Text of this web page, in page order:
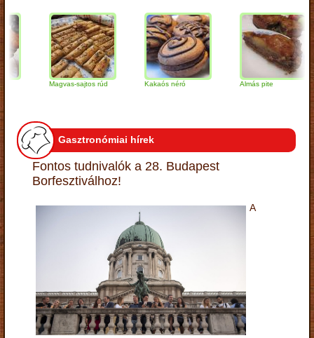
Magvas-sajtos rúd Kakaós néró Almás pite
Gasztronómiai hírek
Fontos tudnivalók a 28. Budapest
Borfesztiválhoz!
A